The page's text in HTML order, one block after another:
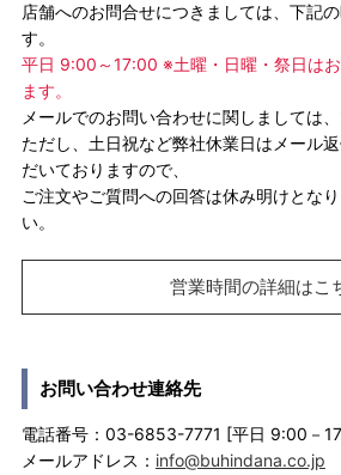
店舗へのお問合せにつきましては、下記
す。
平日 9:00～17:00 ※土曜・日曜・祭日は
ます。
メールでのお問い合わせに関しましては
ただし、土日祝など弊社休業日はメール
だいておりますので、
ご注文やご質問への回答は休み明けとな
い。
営業時間の詳細はこ
お問い合わせ連絡先
電話番号：03-6853-7771 [平日 9:00－
メールアドレス： info@buhindana.co.jp